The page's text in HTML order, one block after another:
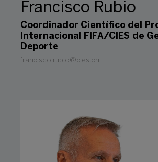
Francisco Rubio
Coordinador Científico del
Internacional FIFA/CIES de
Deporte
francisco.rubio@cies.ch